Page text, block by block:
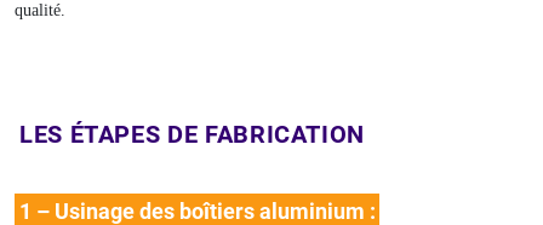
qualité.
LES ÉTAPES DE FABRICATION
1 – Usinage des boîtiers aluminium :